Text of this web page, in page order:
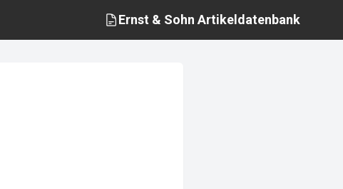
Ernst & Sohn Artikeldatenbank